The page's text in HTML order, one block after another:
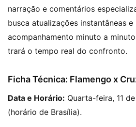
narração e comentários
busca atualizações instantâneas e
acompanhamento minuto a
trará o tempo real do confronto.
Ficha Técnica: Flamengo x
Data e Horário: Quarta-feira, 11
(horário de Brasília).